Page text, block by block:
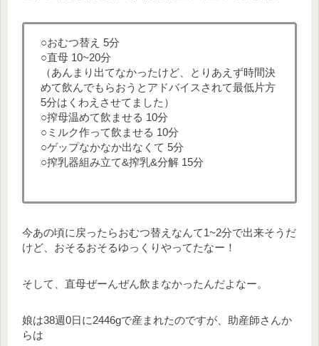
○おむつ替え 5分
○直母 10~20分
（あんまり出てなかったけど、とりあえず時間決
めて飲んでもらおうとアドバイスされて最低片方
5分はくわえさせてました）
○搾母温めて飲ませる 10分
○ミルク作って飲ませる 10分
○ゲップなかなか出なくて 5分
○搾乳器組み立て&搾乳&分解 15分
今あの頃に戻ったらおむつ替えなんて1~2分で出来そうだ
けど、おそるおそるゆっくりやってたなー！
そして、直母ぜーんぜん飲まなかったんだよなー。
娘は38週0日に2446gで産まれたのですが、助産師さんか
らは